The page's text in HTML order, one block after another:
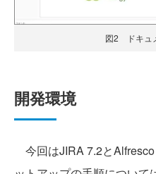
図2 ドキュ
開発環境
今回はJIRA 7.2と